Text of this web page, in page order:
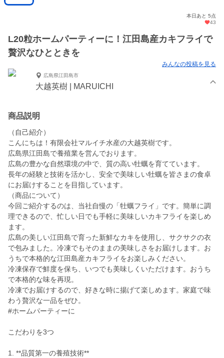
本日あと 5点
43
L20粒ホームパーティーに！江田島産カキフライで
贅沢なひとときを
みんなの投稿を見る
広島県江田島市
大越英樹 | MARUICHI
商品説明
（自己紹介）
こんにちは！有限会社マルイチ水産の大越英樹です。
広島県江田島で養殖業を営んでおります。
広島の豊かな自然環境の中で、質の高い牡蠣を育てています。
長年の経験と技術を活かし、安全で美味しい牡蠣を皆さまの食卓
にお届けすることを目指しています。
（商品について）
今回ご紹介するのは、当社自慢の「牡蠣フライ」です。簡単に調
理できるので、忙しい日でも手軽に美味しいカキフライを楽しめ
ます。
広島の美しい江田島で育った新鮮なカキを使用し、サクサクの衣
で包みました。冷凍でもそのままの美味しさをお届けします。お
うちで本格的な江田島産カキフライをお楽しみください。
冷凍保存で鮮度を保ち、いつでも美味しくいただけます。おうち
で本格的な味を再現。
冷凍でお届けするので、好きな時に揚げて楽しめます。家庭で味
わう贅沢な一品をぜひ。
#ホームパーティーに
こだわりを3つ
1. **品質第一の養殖技術**